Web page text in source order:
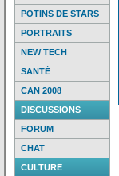
POTINS DE STARS
PORTRAITS
NEW TECH
SANTÉ
CAN 2008
DISCUSSIONS
FORUM
CHAT
CULTURE